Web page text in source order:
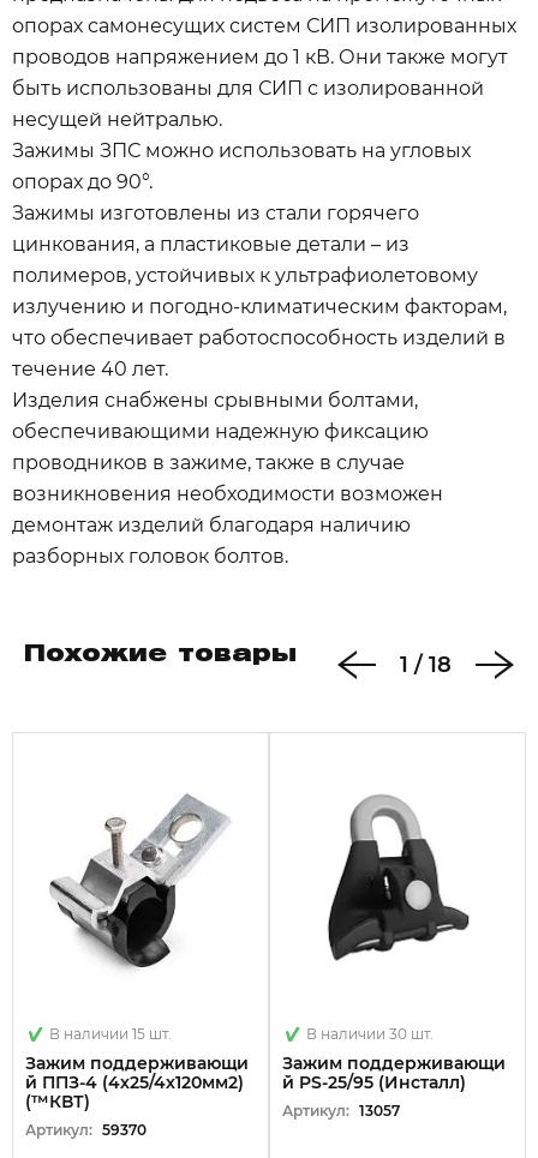
опорах самонесущих систем СИП изолированных
проводов напряжением до 1 кВ. Они также могут
быть использованы для СИП с изолированной
несущей нейтралью.
Зажимы ЗПС можно использовать на угловых
опорах до 90°.
Зажимы изготовлены из стали горячего
цинкования, а пластиковые детали – из
полимеров, устойчивых к ультрафиолетовому
излучению и погодно-климатическим факторам,
что обеспечивает работоспособность изделий в
течение 40 лет.
Изделия снабжены срывными болтами,
обеспечивающими надежную фиксацию
проводников в зажиме, также в случае
возникновения необходимости возможен
демонтаж изделий благодаря наличию
разборных головок болтов.
Похожие товары 1 / 18
В наличии 15 шт.
Зажим поддерживающи
й ППЗ-4 (4х25/4х120мм2)
(™КВТ)
Артикул: 59370
В наличии 30 шт.
Зажим поддерживающи
й PS-25/95 (Инсталл)
Артикул: 13057